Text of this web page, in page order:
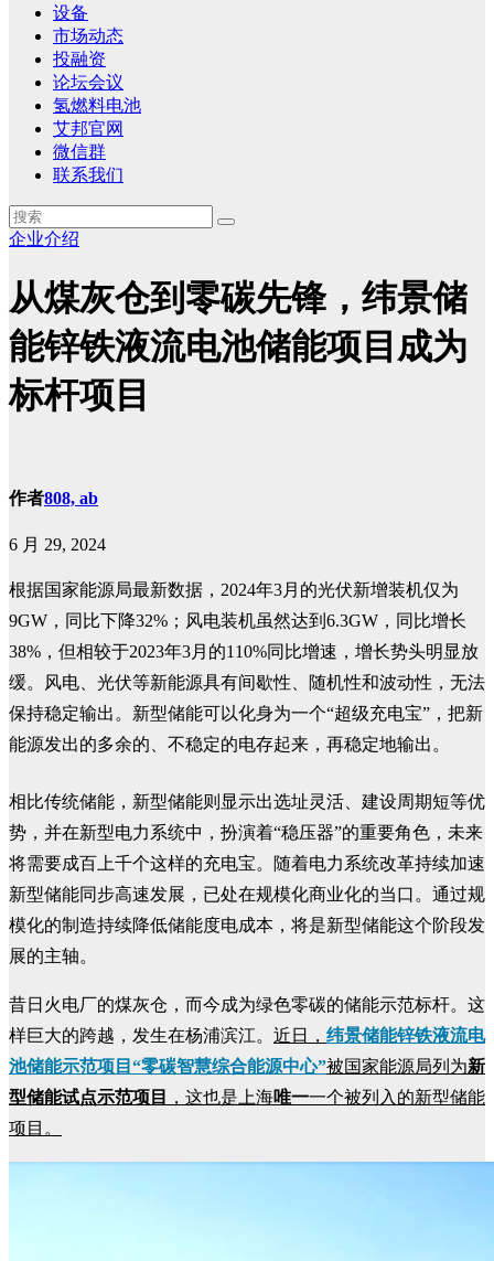
设备
市场动态
投融资
论坛会议
氢燃料电池
艾邦官网
微信群
联系我们
企业介绍
从煤灰仓到零碳先锋，纬景储
能锌铁液流电池储能项目成为
标杆项目
作者808, ab
6 月 29, 2024
根据国家能源局最新数据，2024年3月的光伏新增装机仅为
9GW，同比下降32%；风电装机虽然达到6.3GW，同比增长
38%，但相较于2023年3月的110%同比增速，增长势头明显放
缓。风电、光伏等新能源具有间歇性、随机性和波动性，无法
保持稳定输出。新型储能可以化身为一个“超级充电宝”，把新
能源发出的多余的、不稳定的电存起来，再稳定地输出。
相比传统储能，新型储能则显示出选址灵活、建设周期短等优
势，并在新型电力系统中，扮演着“稳压器”的重要角色，未来
将需要成百上千个这样的充电宝。随着电力系统改革持续加速
新型储能同步高速发展，已处在规模化商业化的当口。通过规
模化的制造持续降低储能度电成本，将是新型储能这个阶段发
展的主轴。
昔日火电厂的煤灰仓，而今成为绿色零碳的储能示范标杆。这
样巨大的跨越，发生在杨浦滨江。 近日， 纬景储能锌铁液流电
池储能示范项目“零碳智慧综合能源中心”被国家能源局列为新
型储能试点示范项目
，这也是上海唯一一个被列入的新型储能
项目。